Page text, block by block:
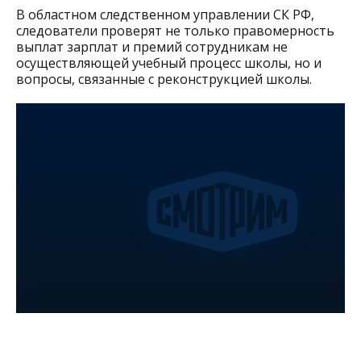
В областном следственном управлении СК РФ,
следователи проверят не только правомерность
выплат зарплат и премий сотрудникам не
осуществляющей учебный процесс школы, но и
вопросы, связанные с реконструкцией школы.